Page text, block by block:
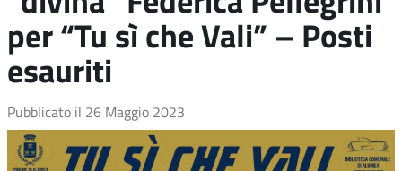
per “Tu sì che Vali” – Posti
esauriti
Pubblicato il 26 Maggio 2023